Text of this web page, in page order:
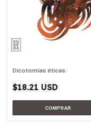
Dicotomías éticas
$18.21 USD